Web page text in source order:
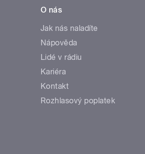
O nás
Jak nás naladíte
Nápověda
Lidé v rádiu
Kariéra
Kontakt
Rozhlasový poplatek